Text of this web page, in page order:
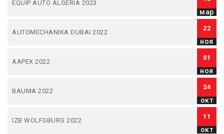
EQUIP AUTO ALGERIA 2023
мар
AUTOMECHANIKA DUBAI 2022
22
ноя
AAPEX 2022
01
ноя
BAUMA 2022
24
окт
IZB WOLFSBURG 2022
11
окт